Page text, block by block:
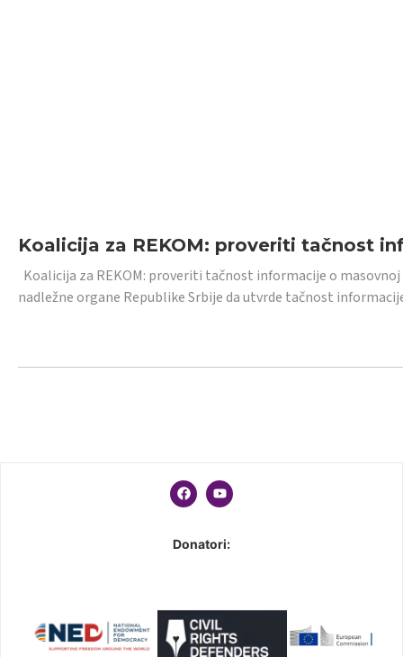
Koalicija za REKOM: proveriti tačnost
Koalicija za REKOM: proveriti tačnost informacije o
nadležne organe Republike Srbije da utvrde tačnost
Donatori: